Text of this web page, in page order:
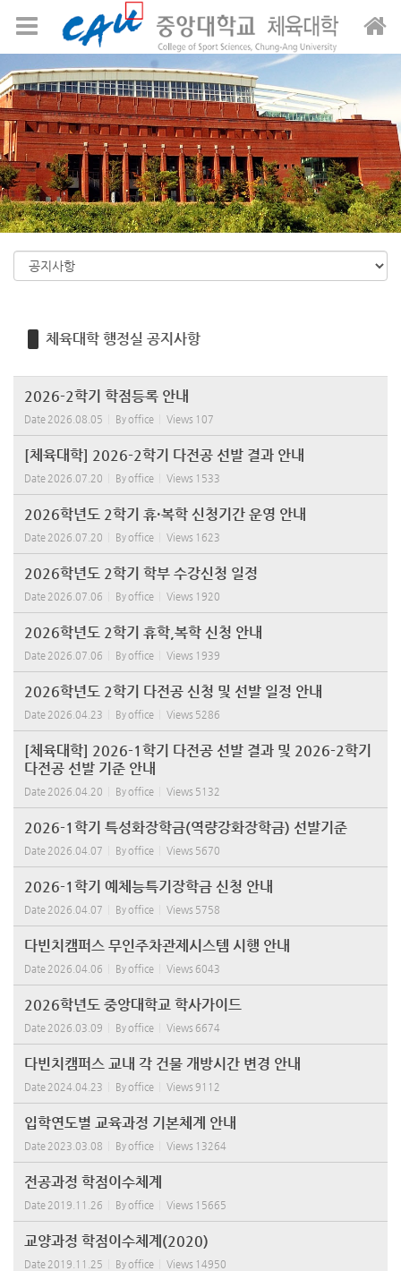
메뉴 건너뛰기
체육대학 행정실 공지사항
2026-2학기 학점등록 안내
Date 2026.08.05 Byoffice Views 107
[체육대학] 2026-2학기 다전공 선발 결과 안내
Date 2026.07.20 Byoffice Views 1533
2026학년도 2학기 휴·복학 신청기간 운영 안내
Date 2026.07.20 Byoffice Views 1623
2026학년도 2학기 학부 수강신청 일정
Date 2026.07.06 Byoffice Views 1920
2026학년도 2학기 휴학,복학 신청 안내
Date 2026.07.06 Byoffice Views 1939
2026학년도 2학기 다전공 신청 및 선발 일정 안내
Date 2026.04.23 Byoffice Views 5286
[체육대학] 2026-1학기 다전공 선발 결과 및 2026-2학기
다전공 선발 기준 안내
Date 2026.04.20 Byoffice Views 5132
2026-1학기 특성화장학금(역량강화장학금) 선발기준
Date 2026.04.07 Byoffice Views 5670
2026-1학기 예체능특기장학금 신청 안내
Date 2026.04.07 Byoffice Views 5758
다빈치캠퍼스 무인주차관제시스템 시행 안내
Date 2026.04.06 Byoffice Views 6043
2026학년도 중앙대학교 학사가이드
Date 2026.03.09 Byoffice Views 6674
다빈치캠퍼스 교내 각 건물 개방시간 변경 안내
Date 2024.04.23 Byoffice Views 9112
입학연도별 교육과정 기본체계 안내
Date 2023.03.08 Byoffice Views 13264
전공과정 학점이수체계
Date 2019.11.26 Byoffice Views 15665
교양과정 학점이수체계(2020)
Date 2019.11.25 Byoffice Views 14950